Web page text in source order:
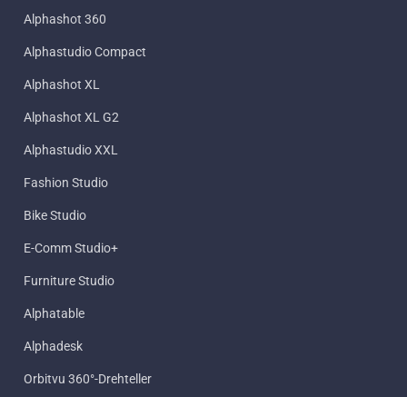
Alphashot 360
Alphastudio Compact
Alphashot XL
Alphashot XL G2
Alphastudio XXL
Fashion Studio
Bike Studio
E-Comm Studio+
Furniture Studio
Alphatable
Alphadesk
Orbitvu 360°-Drehteller